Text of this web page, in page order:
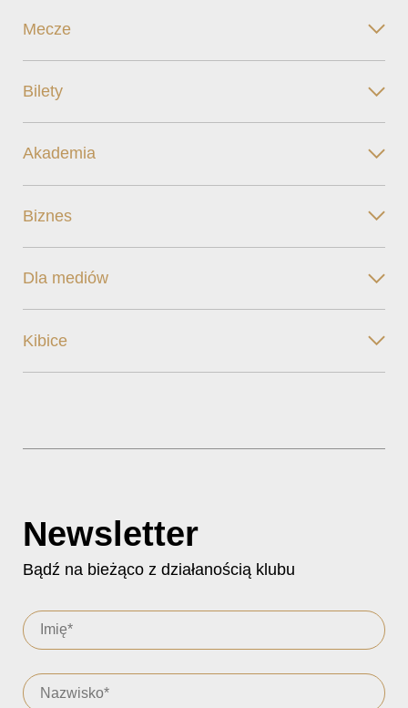
Mecze
Bilety
Akademia
Biznes
Dla mediów
Kibice
Newsletter
Bądź na bieżąco z działanością klubu